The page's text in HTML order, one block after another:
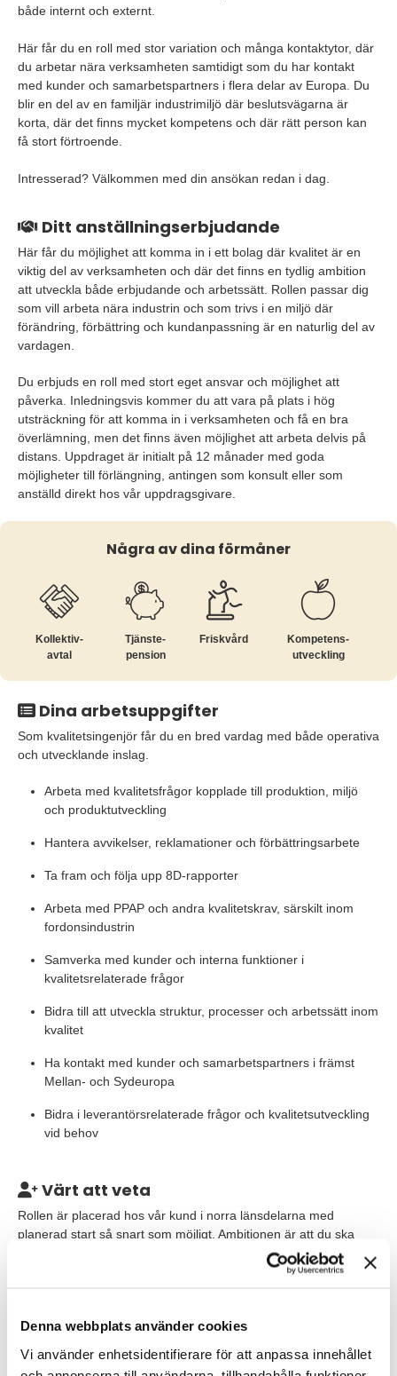
Denna webbplats använder cookies
Vi använder enhetsidentifierare för att anpassa innehållet
både internt och externt.
Här får du en roll med stor variation och många kontaktytor, där
du arbetar nära verksamheten samtidigt som du har kontakt
med kunder och samarbetspartners i flera delar av Europa. Du
blir en del av en familjär industrimiljö där beslutsvägarna är
korta, där det finns mycket kompetens och där rätt person kan
få stort förtroende.
Intresserad? Välkommen med din ansökan redan i dag.
Ditt anställningserbjudande
Här får du möjlighet att komma in i ett bolag där kvalitet är en
viktig del av verksamheten och där det finns en tydlig ambition
att utveckla både erbjudande och arbetssätt. Rollen passar dig
som vill arbeta nära industrin och som trivs i en miljö där
förändring, förbättring och kundanpassning är en naturlig del av
vardagen.
Du erbjuds en roll med stort eget ansvar och möjlighet att
påverka. Inledningsvis kommer du att vara på plats i hög
utsträckning för att komma in i verksamheten och få en bra
överlämning, men det finns även möjlighet att arbeta delvis på
distans. Uppdraget är initialt på 12 månader med goda
möjligheter till förlängning, antingen som konsult eller som
anställd direkt hos vår uppdragsgivare.
Några av dina förmåner
Kollektiv­
avtal
Tjänste­
pension
Friskvård
Kompetens­
utveckling
Dina arbetsuppgifter
Som kvalitetsingenjör får du en bred vardag med både operativa
och utvecklande inslag.
Arbeta med kvalitetsfrågor kopplade till produktion, miljö
och produktutveckling
Hantera avvikelser, reklamationer och förbättringsarbete
Ta fram och följa upp 8D-rapporter
Arbeta med PPAP och andra kvalitetskrav, särskilt inom
fordonsindustrin
Samverka med kunder och interna funktioner i
kvalitetsrelaterade frågor
Bidra till att utveckla struktur, processer och arbetssätt inom
kvalitet
Ha kontakt med kunder och samarbetspartners i främst
Mellan- och Sydeuropa
Bidra i leverantörsrelaterade frågor och kvalitetsutveckling
vid behov
Värt att veta
Rollen är placerad hos vår kund i norra länsdelarna med
planerad start så snart som möjligt. Ambitionen är att du ska
kunna gå parallellt med nuvarande resurs under en period för
att få en bra introduktion och förståelse för verksamheten.
olika kundsegment och varierande kravbilder. Du kommer att
arbeta i en miljö där det händer mycket och där du behöver
kunna växla mellan olika frågor. Resor kan förekomma i